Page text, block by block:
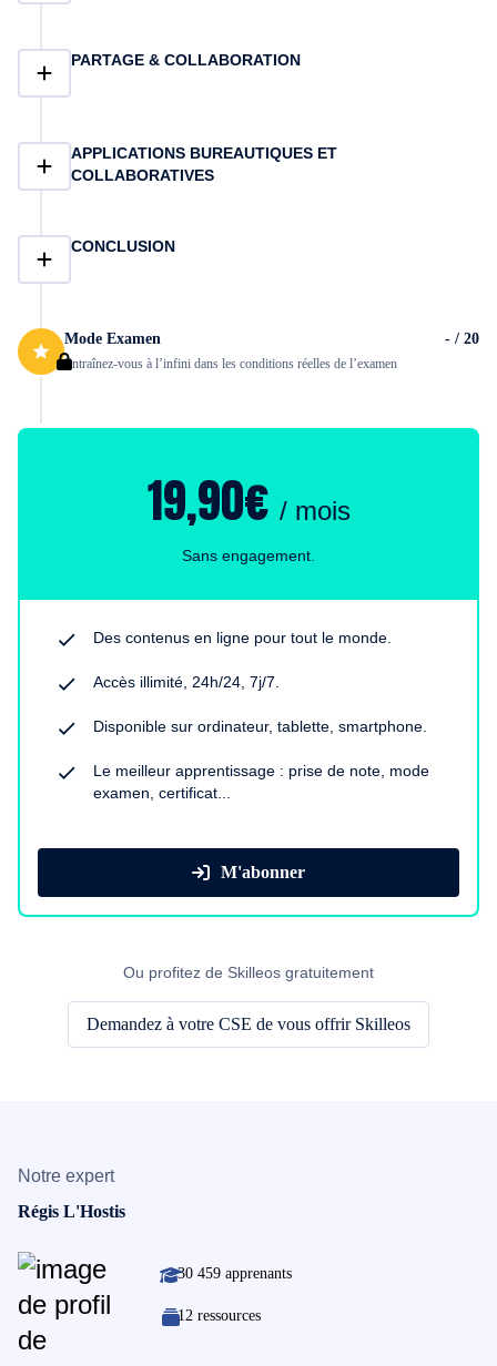
PARTAGE & COLLABORATION
APPLICATIONS BUREAUTIQUES ET
COLLABORATIVES
CONCLUSION
Mode Examen
Entraînez-vous à l’infini dans les conditions réelles de l’examen
- / 20
19,90€ / mois
Sans engagement.
Des contenus en ligne pour tout le monde.
Accès illimité, 24h/24, 7j/7.
Disponible sur ordinateur, tablette, smartphone.
Le meilleur apprentissage : prise de note, mode
examen, certificat...
M'abonner
Ou profitez de Skilleos gratuitement
Demandez à votre CSE de vous offrir Skilleos
Notre expert
Régis L'Hostis
30 459 apprenants
12 ressources